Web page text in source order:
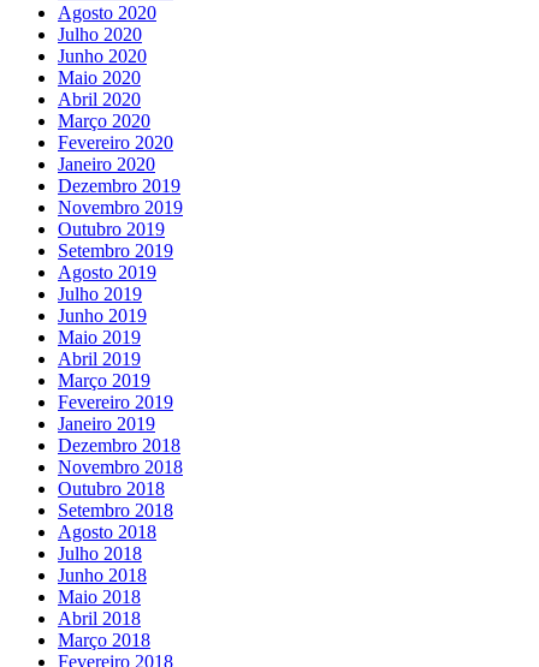
Agosto 2020
Julho 2020
Junho 2020
Maio 2020
Abril 2020
Março 2020
Fevereiro 2020
Janeiro 2020
Dezembro 2019
Novembro 2019
Outubro 2019
Setembro 2019
Agosto 2019
Julho 2019
Junho 2019
Maio 2019
Abril 2019
Março 2019
Fevereiro 2019
Janeiro 2019
Dezembro 2018
Novembro 2018
Outubro 2018
Setembro 2018
Agosto 2018
Julho 2018
Junho 2018
Maio 2018
Abril 2018
Março 2018
Fevereiro 2018